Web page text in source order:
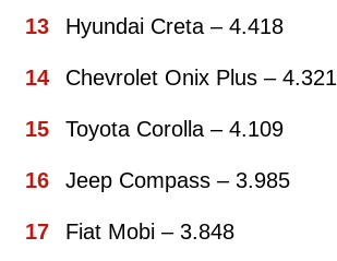
Hyundai Creta – 4.418
Chevrolet Onix Plus – 4.321
Toyota Corolla – 4.109
Jeep Compass – 3.985
Fiat Mobi – 3.848